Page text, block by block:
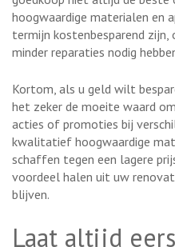
hoogwaardige materialen en
termijn kostenbesparend
minder reparaties nodig
Kortom, als u geld wilt
het zeker de moeite waard
acties of promoties bij
kwalitatief hoogwaardige
schaffen tegen een lagere
voordeel halen uit uw
blijven.
Laat altijd